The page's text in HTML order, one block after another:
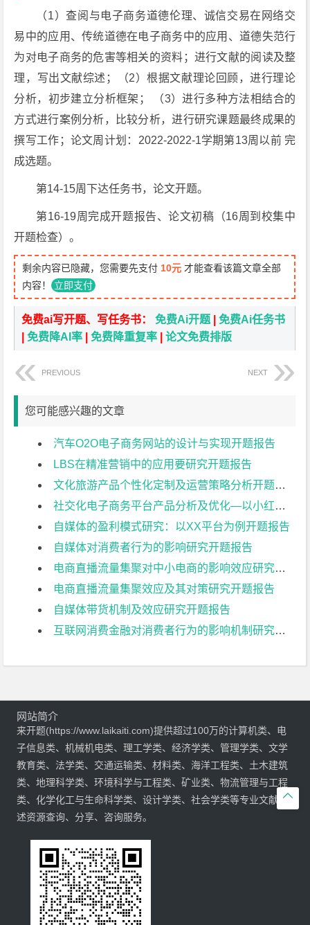
（1）查阅与电子商务道德伦理、诚信交易在网络交
易中的应用、传统道德在电子商务中的应用、道德失范行
为对电子商务的危害等相关的资料；进行文献的阅读及整
理，写出文献综述；（2）根据文献理论回顾，进行理论
分析，初步建立分析框架； （3）进行多种方法相结合的
方式进行案例分析，比较分析，进行研究课题最终成果的
撰写工作；论文周计划：2022-2022-1学期第13周以前 完
成选题。
第14-15周下达任务书，论文开题。
第16-19周完成开题报告、论文初稿（16周到校集中
开题检查）。
剩余内容已隐藏，您需要先支付 10元 才能查看该篇文章全部
内容！ 立即支付
免费ai写开题、写任务书：免费Ai开题 |免费Ai任务书
|免费降AI率 |免费降重复率 |论文免费排版
PREVIOUS NEXT
您可能感兴趣的文章
汽车O2O电子商务网站的设计与实现开题报告
LBS在精准营销中的应用要研究开题报告
文化旅游产品个性化定制及运营策略分析开题报告
社交化电子商务平台产品分析及优化—以小红书为例开题报告
自媒体的盈利模式研究：以XX平台为例开题报告
自媒体对消费者行为的影响研究开题报告
电商直播流量集聚对中小电商的影响效应研究开题报告
电商直播流量集聚效应及其对策研究开题报告
自媒体带货机制及效应研究开题报告
互联网消费金融对消费者行为的影响机制研究开题报告

网站简介
来开题(https://www.laikaiti.com)提供超过100万的计算机类、电
子信息类、机械机电类、理工学类、经济学类、管理学类、文学
教育类、法学类、交通运输类、材料类、海洋工程类、土木建筑
类、地理科学类、环境科学与工程类、矿业类、物流管理与工程
类、化学化工与生命科学类、设计学类、社会学类等专业文献综
述资源查询、分享、咨询服务。